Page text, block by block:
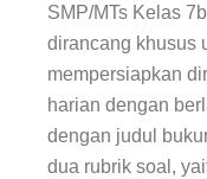
SMP/MTs
Kelas
Fase
D
Semester
SMP/MTs Kelas
dirancang khusus
mempersiapkan
harian dengan
dengan judul
dua rubrik soal,